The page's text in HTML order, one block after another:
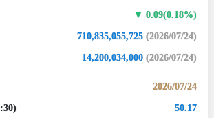
0.09(0.18%)
710,835,055,725 (2026/07/24)
14,200,034,000 (2026/07/24)
2026/07/24
50.17